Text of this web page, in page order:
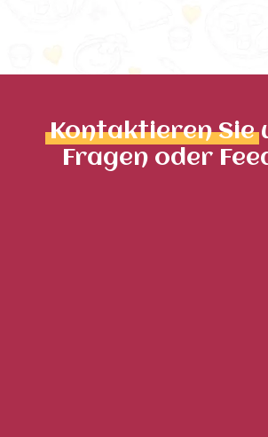
Kontaktieren Sie
Fragen oder